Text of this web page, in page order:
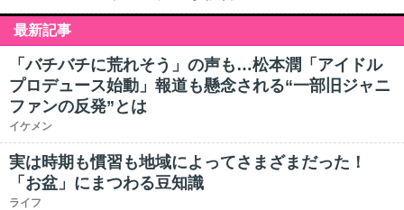
最新記事
「バチバチに荒れそう」の声も…松本潤「アイドル
プロデュース始動」報道も懸念される“一部旧ジャニ
ファンの反発”とは
イケメン
実は時期も慣習も地域によってさまざまだった！
「お盆」にまつわる豆知識
ライフ